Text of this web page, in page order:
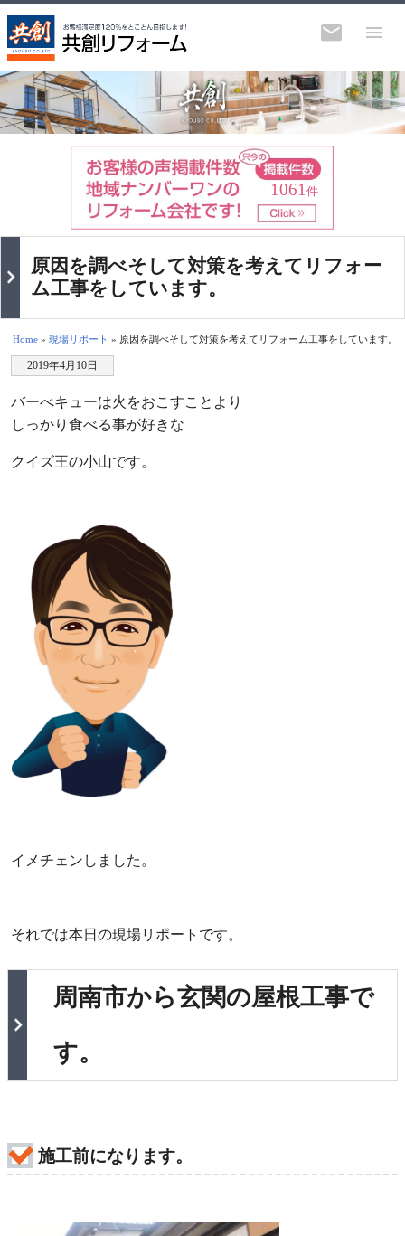
1061 件
原因を調べそして対策を考えてリフォー
ム工事をしています。
Home » 現場リポート » 原因を調べそして対策を考えてリフォーム工事をしています。
2019年4月10日
バーべキューは火をおこすことより
しっかり食べる事が好きな
クイズ王の小山です。
イメチェンしました。
それでは本日の現場リポートです。
周南市から玄関の屋根工事で
す。
施工前になります。